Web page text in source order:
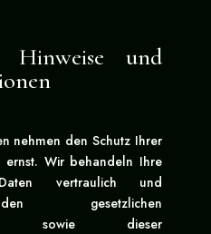
Hinweise und
nehmen den Schutz Ihrer
ernst. Wir behandeln Ihre
Daten vertraulich und
gesetzlichen
sowie dieser